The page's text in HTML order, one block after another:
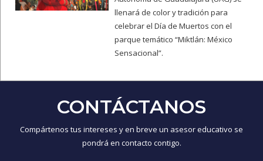
llenará de color y tradición para
celebrar el Día de Muertos con el
parque temático “Miktlán: México
Sensacional”.
CONTÁCTANOS
Compártenos tus intereses y en breve un asesor educativo se
pondrá en contacto contigo.